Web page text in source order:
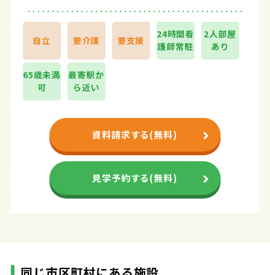
自立 要介護 要支援
24時間看
護師常駐
2人部屋
あり
65歳未満
可
最寄駅か
ら近い
資料請求する(無料)
見学予約する(無料)